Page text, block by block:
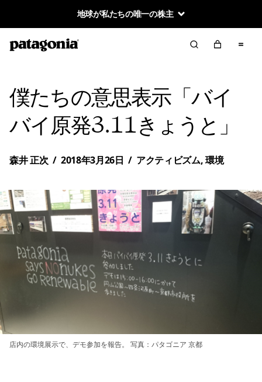
地球が私たちの唯一の株主
僕たちの意思表示「バイ
バイ原発3.11きょうと」
森井 正次 / 2018年3月26日 / アクティビズム,環境
店内の環境展示で、デモ参加を報告。 写真：パタゴニア 京都